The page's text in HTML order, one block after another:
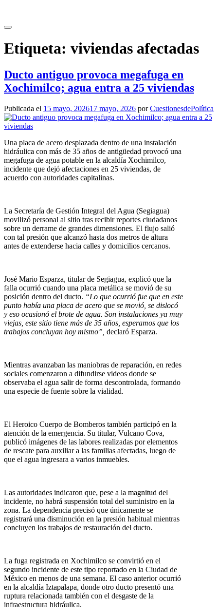
contenido
Etiqueta: viviendas afectadas
Ducto antiguo provoca megafuga en
Xochimilco; agua entra a 25 viviendas
Publicada el 15 mayo, 202617 mayo, 2026 porCuestionesdePolítica
Una placa de acero desplazada dentro de una instalación
hidráulica con más de 35 años de antigüedad provocó una
megafuga de agua potable en la alcaldía Xochimilco,
incidente que dejó afectaciones en 25 viviendas, de
acuerdo con autoridades capitalinas.
La Secretaría de Gestión Integral del Agua (Segiagua)
movilizó personal al sitio tras recibir reportes ciudadanos
sobre un derrame de grandes dimensiones. El flujo salió
con tal presión que alcanzó hasta dos metros de altura
antes de extenderse hacia calles y domicilios cercanos.
José Mario Esparza, titular de Segiagua, explicó que la
falla ocurrió cuando una placa metálica se movió de su
posición dentro del ducto. “Lo que ocurrió fue que en este
punto había una placa de acero que se movió, se dislocó
y eso ocasionó el brote de agua. Son instalaciones ya muy
viejas, este sitio tiene más de 35 años, esperamos que los
trabajos concluyan hoy mismo”, declaró Esparza.
Mientras avanzaban las maniobras de reparación, en redes
sociales comenzaron a difundirse videos donde se
observaba el agua salir de forma descontrolada, formando
una especie de fuente sobre la vialidad.
El Heroico Cuerpo de Bomberos también participó en la
atención de la emergencia. Su titular, Vulcano Cova,
publicó imágenes de las labores realizadas por elementos
de rescate para auxiliar a las familias afectadas, luego de
que el agua ingresara a varios inmuebles.
Las autoridades indicaron que, pese a la magnitud del
incidente, no habrá suspensión total del suministro en la
zona. La dependencia precisó que únicamente se
registrará una disminución en la presión habitual mientras
concluyen los trabajos de restauración del ducto.
La fuga registrada en Xochimilco se convirtió en el
segundo incidente de este tipo reportado en la Ciudad de
México en menos de una semana. El caso anterior ocurrió
en la alcaldía Iztapalapa, donde otro ducto presentó una
ruptura relacionada también con el desgaste de la
infraestructura hidráulica.